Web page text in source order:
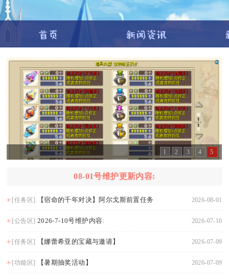
1 2 3 4 5
08-01号维护更新内容:
[任务区] 【宿命的千年对决】阿尔戈斯前置任务 2026-08-01
[公告区] 2026-7-10号维护内容: 2026-07-10
[任务区] 【娜蕾希亚的宝藏与邀请】 2026-07-09
[功能区] 【暑期抽奖活动】 2026-07-09